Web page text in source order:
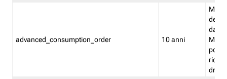
advanced_consumption_order 10 anni
delle